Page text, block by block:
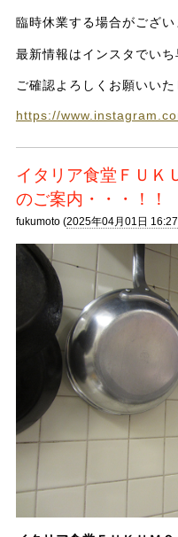
臨時休業する場合がござい
最新情報はインスタでいち
ご確認よろしくお願いいた
https://
イタリア食堂ＦＵ
のご案内・・・！！
fukumoto (2025年04月01日